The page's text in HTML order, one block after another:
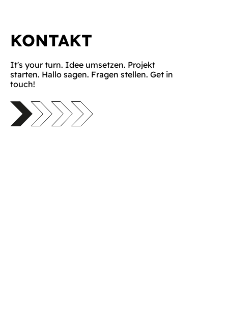
KONTAKT
It's your turn. Idee umsetzen. Projekt
starten. Hallo sagen. Fragen stellen. Get in
touch!